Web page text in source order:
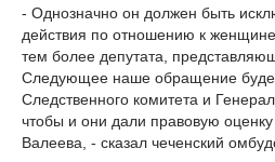
- Однозначно он должен быть
действия по отношению к
тем более депутата,
Следующее наше обращение
Следственного комитета и
чтобы и они дали правовую
Валеева, - сказал чеченский